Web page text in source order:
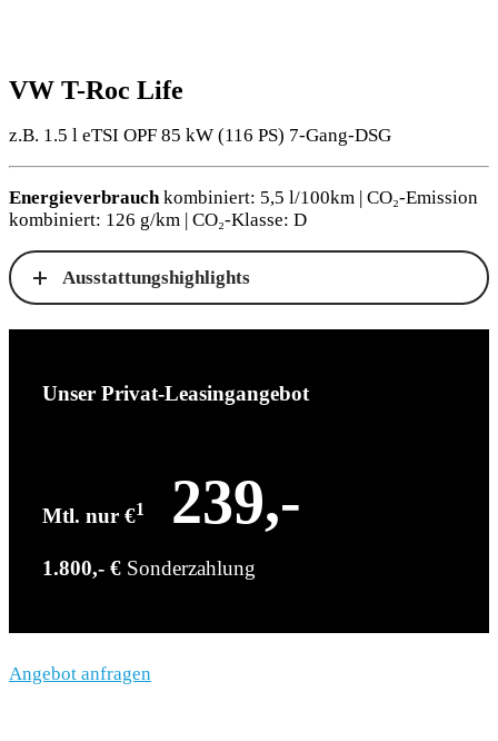
VW T-Roc Life
z.B. 1.5 l eTSI OPF 85 kW (116 PS) 7-Gang-DSG
Energieverbrauchkombiniert: 5,5 l/100km | CO₂-Emission
kombiniert: 126 g/km | CO₂-Klasse: D
Ausstattungshighlights
Unser Privat-Leasingangebot
Mtl. nur €1 239,-
1.800,- € Sonderzahlung
Angebot anfragen